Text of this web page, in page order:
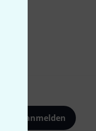
Jetzt anmelden